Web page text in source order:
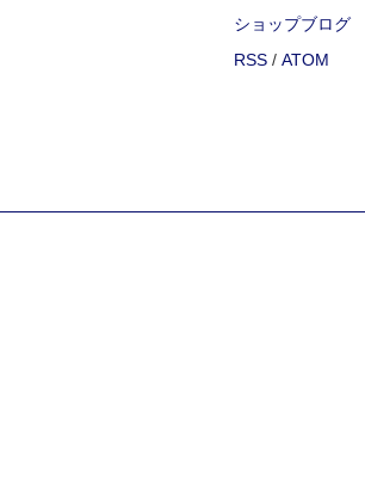
ショップブログ
RSS / ATOM